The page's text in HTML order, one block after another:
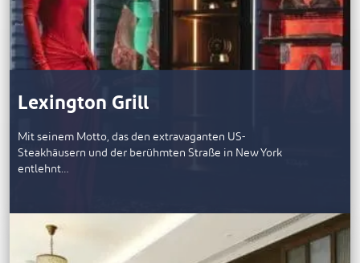
Lexington Grill
Mit seinem Motto, das den extravaganten US-
Steakhäusern und der berühmten Straße in New York
entlehnt…